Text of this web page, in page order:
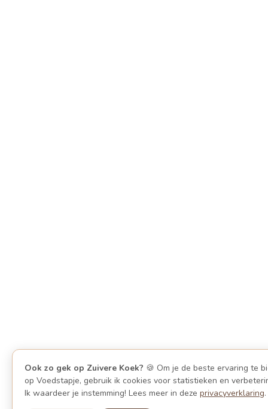
Ook zo gek op Zuivere Koek? 🍪 Om je de beste ervaring te
op Voedstapje, gebruik ik cookies voor statistieken en
Ik waardeer je instemming! Lees meer in deze privacyverklaring.